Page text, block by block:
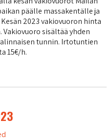
päälle massakentälle ja
2023 vakiovuoron hinta
Vakiovuoro sisältää yhden
tunnin. Irtotuntien
15€/h.